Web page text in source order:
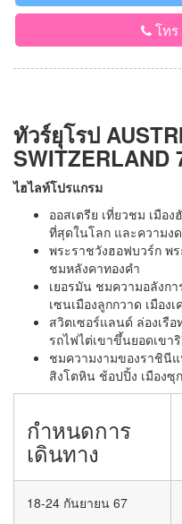
โทร
ทัวร์ยุโรป
SWITZERLAND
ไฮไลท์โปรแกรม
ออสเตรีย เที่ยวชม เมือ
ที่สุดในโลก และความง
พระราชวังฮอฟบวร์ก พ
ชมหลังคาทองคำ
เยอรมัน ชมความอลังก
เซนเมืองลูกกวาด เมือง
สวิตเซอร์แลนด์ ล่องเรื
รถไฟไต่เขาขึ้นยอดเขา
ชมความงามของราชินี
สิงโตหิน ช้อปปิ้ง เมืองซุก
กำหนดการ
เดินทาง
18-24 กันยายน 67